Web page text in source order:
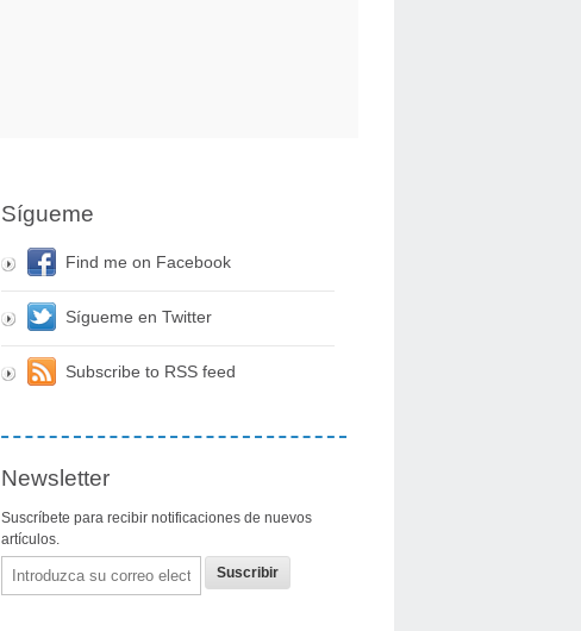
Sígueme
Find me on Facebook
Sígueme en Twitter
Subscribe to RSS feed
Newsletter
Suscríbete para recibir notificaciones de nuevos
artículos.
Email